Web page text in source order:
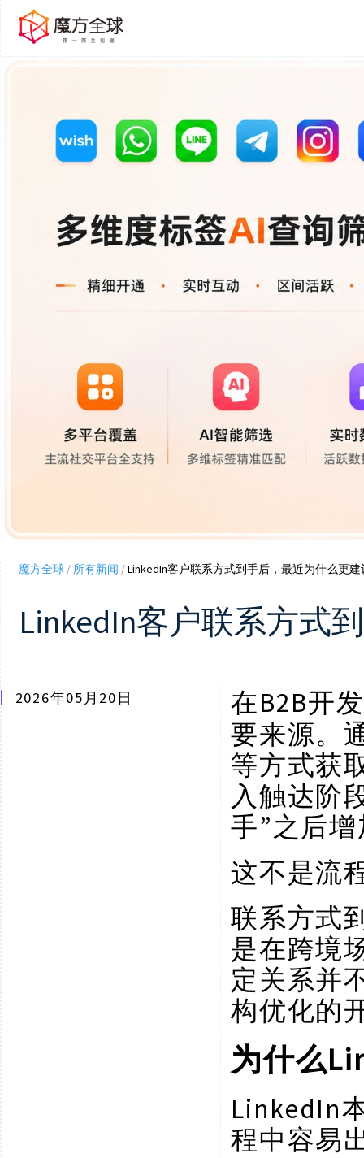
魔方全球/ 所有新闻 /LinkedIn客户联系方式到手后，最近为什么更
LinkedIn客户联系方式
2026年05月20日 在B2B开
要来源。
等方式获
入触达阶
手”之后
这不是流
联系方式
是在跨境
定关系并
构优化的
为什么
LinkedIn
程中容易